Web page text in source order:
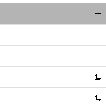
ウ
ィ
ン
ウ
開
く
新
し
い
新